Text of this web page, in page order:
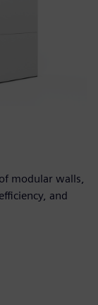
modular walls,
and